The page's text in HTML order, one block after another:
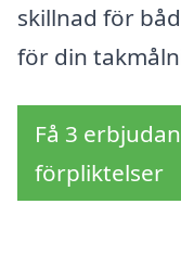
skillnad för
för din
Få 3
förpliktelser